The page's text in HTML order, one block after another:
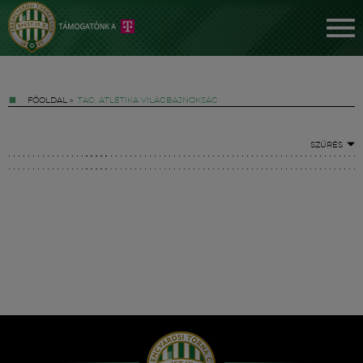
FŐOLDAL » TAG: ATLÉTIKA VILÁGBAJNOKSÁG
SZŰRÉS
Hírek